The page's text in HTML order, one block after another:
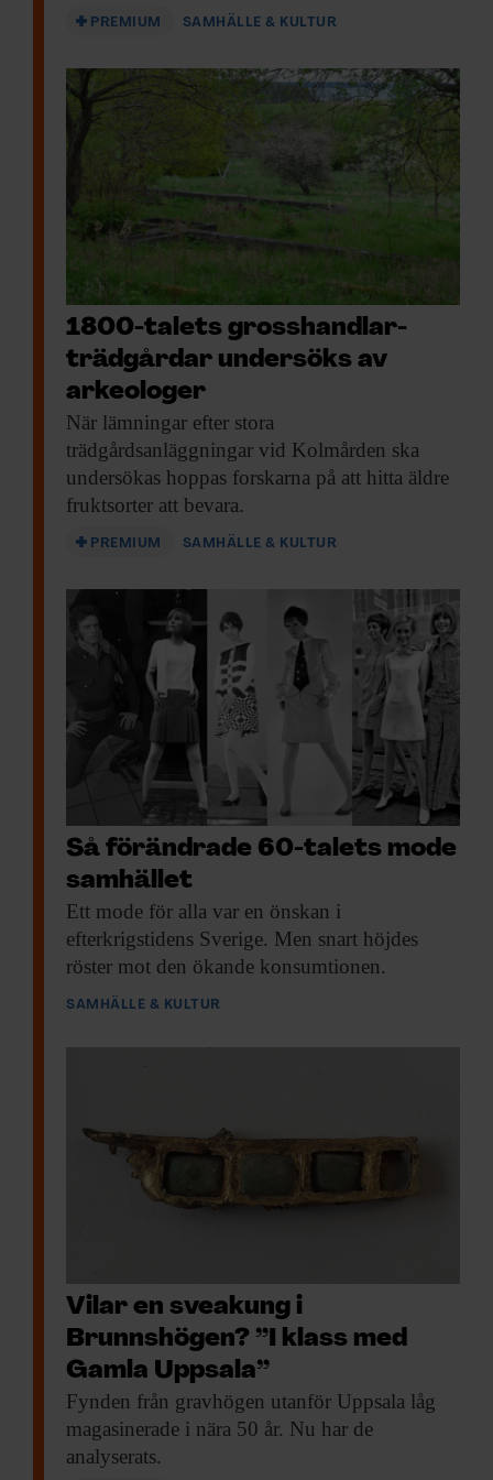
PREMIUM SAMHÄLLE & KULTUR
1800-talets gross­handlar­
trädgårdar undersöks av
arkeologer
När lämningar efter stora
trädgårdsanläggningar vid Kolmården ska
undersökas hoppas forskarna på att hitta äldre
fruktsorter att bevara.
PREMIUM SAMHÄLLE & KULTUR
Så förändrade 60-talets mode
samhället
Ett mode för alla var en önskan i
efterkrigstidens Sverige. Men snart höjdes
röster mot den ökande konsumtionen.
SAMHÄLLE & KULTUR
Vilar en sveakung i
Brunnshögen? ”I klass med
Gamla Uppsala”
Fynden från gravhögen utanför Uppsala låg
magasinerade i nära 50 år. Nu har de
analyserats.